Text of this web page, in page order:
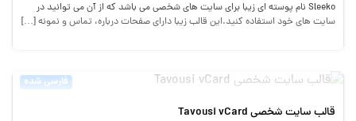
Sleeko نام پوسته ای زیبا برای سایت های شخصی می باشد که از آن می توانید در
سایت های خود استفاده کنید.این قالب زیبا دارای صفحات درباره، تماس و نمونه […]
فارسی شده
قالب سایت شخصی Tavousi vCard